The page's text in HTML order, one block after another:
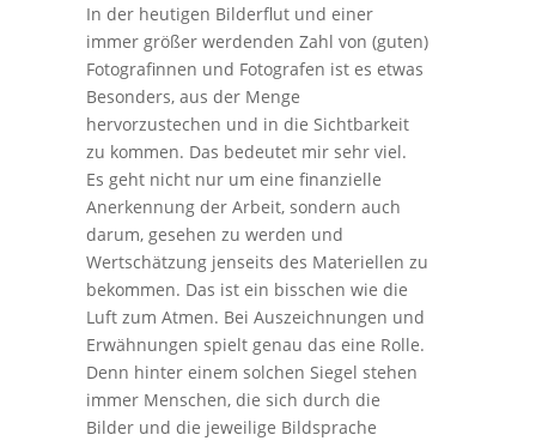
In der heutigen Bilderflut und einer
immer größer werdenden Zahl von (guten)
Fotografinnen und Fotografen ist es etwas
Besonders, aus der Menge
hervorzustechen und in die Sichtbarkeit
zu kommen. Das bedeutet mir sehr viel.
Es geht nicht nur um eine finanzielle
Anerkennung der Arbeit, sondern auch
darum, gesehen zu werden und
Wertschätzung jenseits des Materiellen zu
bekommen. Das ist ein bisschen wie die
Luft zum Atmen. Bei Auszeichnungen und
Erwähnungen spielt genau das eine Rolle.
Denn hinter einem solchen Siegel stehen
immer Menschen, die sich durch die
Bilder und die jeweilige Bildsprache